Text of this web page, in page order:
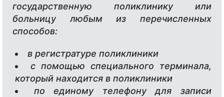
государственную поликлинику или
больницу любым из перечисленных
способов:
в регистратуре поликлиники
с помощью специального терминала,
который находится в поликлиники
по единому телефону для записи